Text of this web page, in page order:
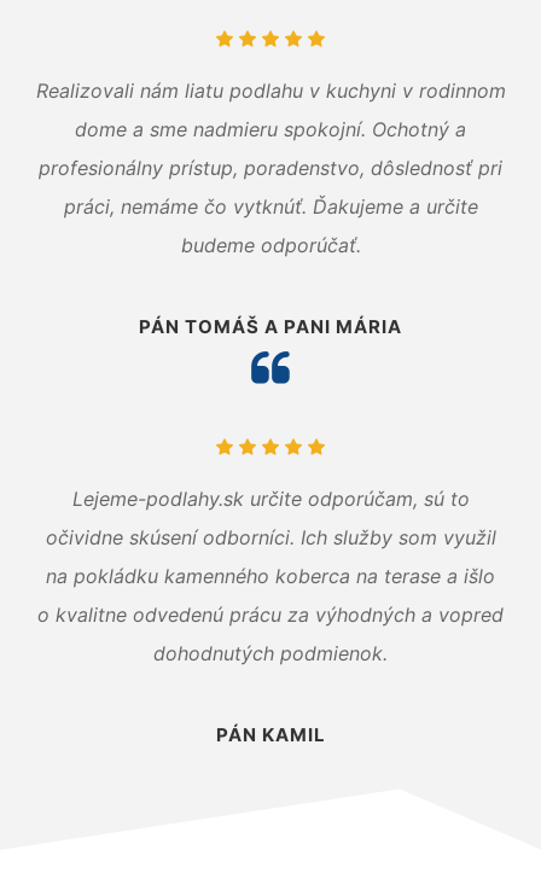
Realizovali nám liatu podlahu v kuchyni v rodinnom
dome a sme nadmieru spokojní. Ochotný a
profesionálny prístup, poradenstvo, dôslednosť pri
práci, nemáme čo vytknúť. Ďakujeme a určite
budeme odporúčať.
PÁN TOMÁŠ A PANI MÁRIA
Lejeme-podlahy.sk určite odporúčam, sú to
očividne skúsení odborníci. Ich služby som využil
na pokládku kamenného koberca na terase a išlo
o kvalitne odvedenú prácu za výhodných a vopred
dohodnutých podmienok.
PÁN KAMIL